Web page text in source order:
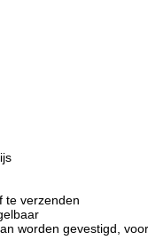
verzenden
gevestigd,